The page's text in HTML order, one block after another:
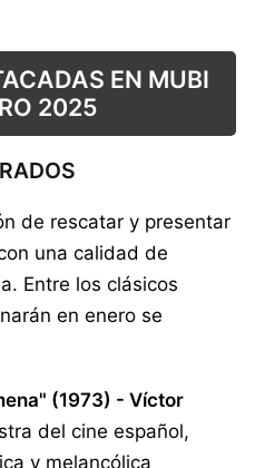
EN MUBI
2025
de rescatar y presentar
una calidad de
Entre los clásicos
en enero se
(1973) - Víctor
del cine español,
y melancólica